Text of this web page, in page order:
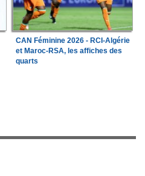
CAN Féminine 2026 - RCI-Algérie
et Maroc-RSA, les affiches des
quarts